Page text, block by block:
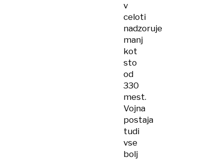
v
celoti
nadzoruje
manj
kot
sto
od
330
mest.
Vojna
postaja
tudi
vse
bolj